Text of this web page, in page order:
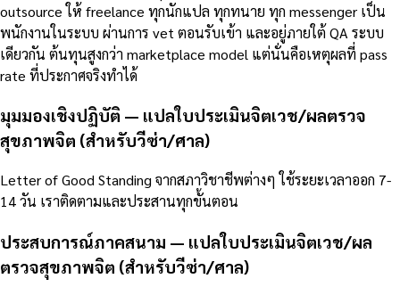
outsource ให้ freelance ทุกนักแปล ทุกทนาย ทุก messenger เป็น
พนักงานในระบบ ผ่านการ vet ตอนรับเข้า และอยู่ภายใต้ QA ระบบ
เดียวกัน ต้นทุนสูงกว่า marketplace model แต่นั่นคือเหตุผลที่ pass
rate ที่ประกาศจริงทำได้
มุมมองเชิงปฏิบัติ — แปลใบประเมินจิตเวช/ผลตรวจ
สุขภาพจิต (สำหรับวีซ่า/ศาล)
Letter of Good Standing จากสภาวิชาชีพต่างๆ ใช้ระยะเวลาออก 7-
14 วัน เราติดตามและประสานทุกขั้นตอน
ประสบการณ์ภาคสนาม — แปลใบประเมินจิตเวช/ผล
ตรวจสุขภาพจิต (สำหรับวีซ่า/ศาล)